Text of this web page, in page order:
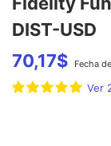
DIST-USD
70,17$ Fecha de
Ver